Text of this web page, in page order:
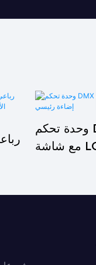
وحدة تحكم DMX صغيرة بـ 32 قناة
مع شاشة LCD ومخفت إضاءة